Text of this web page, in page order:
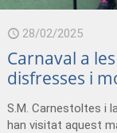
28/02/2025
Carnaval a
disfresses i
S.M. Carnestoltes i
han visitat aquest